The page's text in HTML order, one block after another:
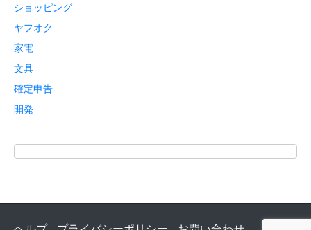
ショッピング
ヤフオク
家電
文具
確定申告
開発